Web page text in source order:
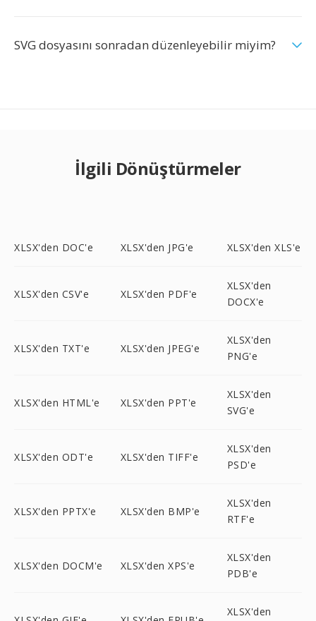
SVG dosyasını sonradan düzenleyebilir miyim?
İlgili Dönüştürmeler
XLSX'den DOC'e XLSX'den JPG'e XLSX'den XLS'e
XLSX'den CSV'e XLSX'den PDF'e
XLSX'den
DOCX'e
XLSX'den TXT'e XLSX'den JPEG'e
XLSX'den
PNG'e
XLSX'den HTML'e XLSX'den PPT'e
XLSX'den
SVG'e
XLSX'den ODT'e XLSX'den TIFF'e
XLSX'den
PSD'e
XLSX'den PPTX'e XLSX'den BMP'e
XLSX'den
RTF'e
XLSX'den DOCM'e XLSX'den XPS'e
XLSX'den
PDB'e
XLSX'den